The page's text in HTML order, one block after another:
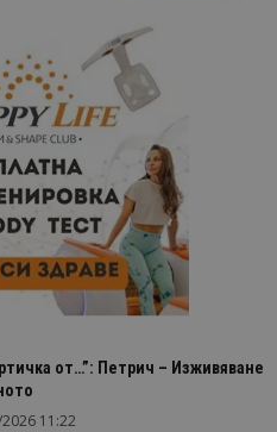
от…”: Петрич – Изживяване
11:22